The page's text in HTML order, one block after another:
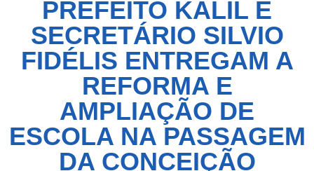
PREFEITO KALIL E
SECRETÁRIO SILVIO
FIDÉLIS ENTREGAM A
REFORMA E
AMPLIAÇÃO DE
ESCOLA NA PASSAGEM
DA CONCEIÇÃO